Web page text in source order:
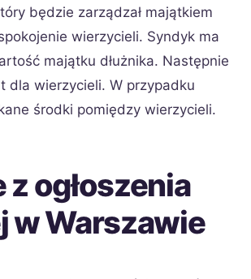
będzie zarządzał majątkiem
wierzycieli. Syndyk ma
majątku dłużnika. Następnie
dla wierzycieli. W przypadku
środki pomiędzy wierzycieli.
ogłoszenia
w Warszawie